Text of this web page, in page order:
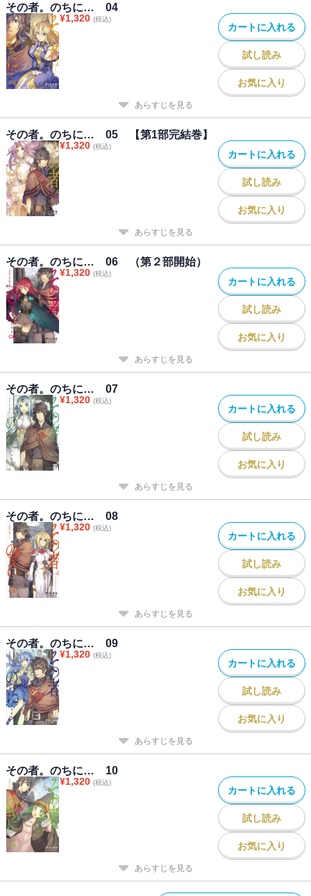
その者。のちに… 04
¥1,320 (税込)
カートに入れる
試し読み
お気に入り
あらすじを見る
その者。のちに… 05 【第1部完結巻】
¥1,320 (税込)
カートに入れる
試し読み
お気に入り
あらすじを見る
その者。のちに… 06 （第２部開始）
¥1,320 (税込)
カートに入れる
試し読み
お気に入り
あらすじを見る
その者。のちに… 07
¥1,320 (税込)
カートに入れる
試し読み
お気に入り
あらすじを見る
その者。のちに… 08
¥1,320 (税込)
カートに入れる
試し読み
お気に入り
あらすじを見る
その者。のちに… 09
¥1,320 (税込)
カートに入れる
試し読み
お気に入り
あらすじを見る
その者。のちに… 10
¥1,320 (税込)
カートに入れる
試し読み
お気に入り
あらすじを見る